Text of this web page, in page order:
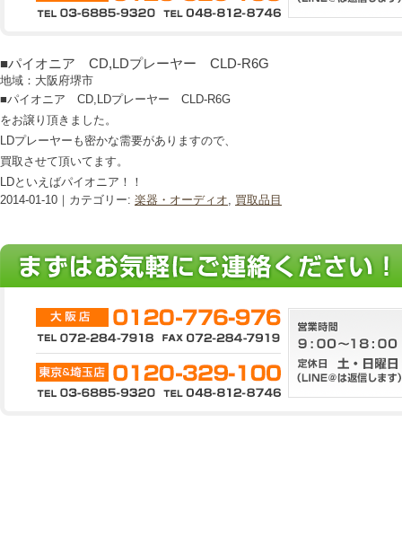
■パイオニア CD,LDプレーヤー CLD-R6G
地域：大阪府堺市
■パイオニア CD,LDプレーヤー CLD-R6G
をお譲り頂きました。
LDプレーヤーも密かな需要がありますので、
買取させて頂いてます。
LDといえばパイオニア！！
2014-01-10｜カテゴリー: 楽器・オーディオ, 買取品目